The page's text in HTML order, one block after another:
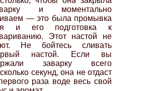
и моментально
— это была промывка
и его подготовка к
Этот настой не
Не бойтесь сливать
настой. Если вы
заварку всего
секунд, она не отдаст
раза воде весь свой